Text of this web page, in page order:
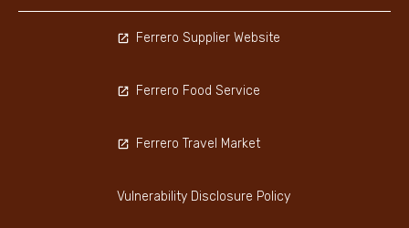
Ferrero Supplier Website
Ferrero Food Service
Ferrero Travel Market
Vulnerability Disclosure Policy